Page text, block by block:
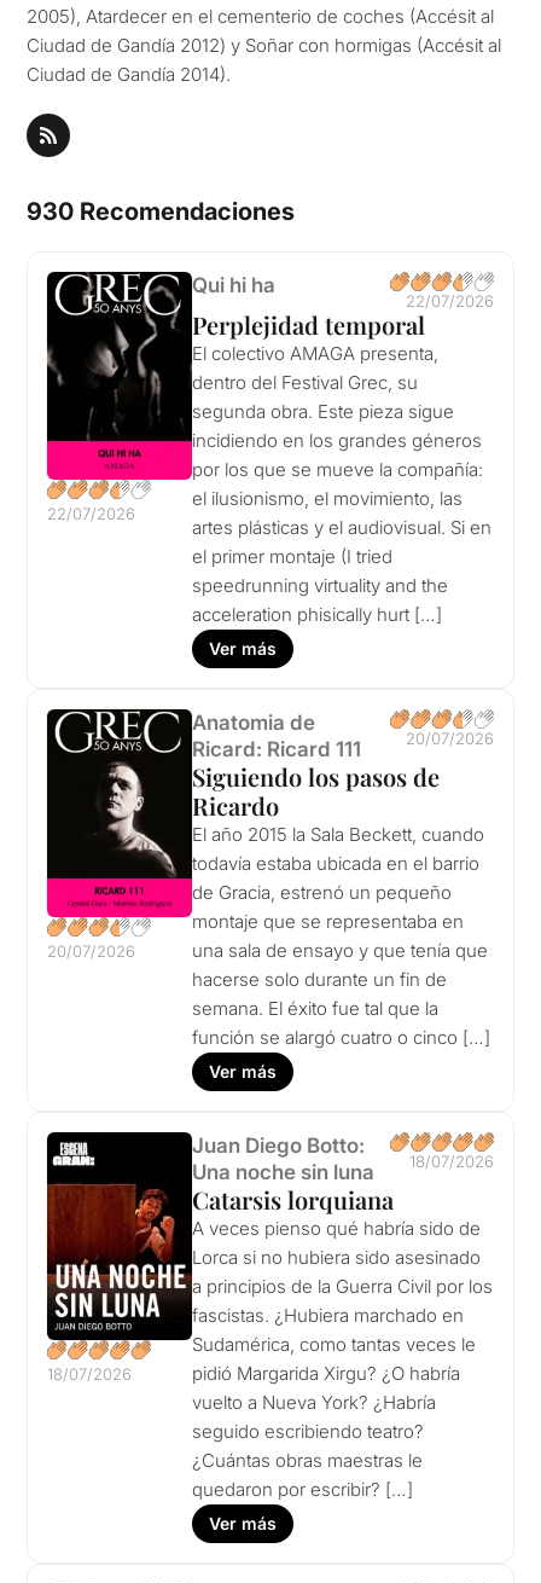
2005), Atardecer en el cementerio de coches (Accésit al
Ciudad de Gandía 2012) y Soñar con hormigas (Accésit al
Ciudad de Gandía 2014).
930 Recomendaciones
22/07/2026
Qui hi ha
22/07/2026
Perplejidad temporal
El colectivo AMAGA presenta,
dentro del Festival Grec, su
segunda obra. Este pieza sigue
incidiendo en los grandes géneros
por los que se mueve la compañía:
el ilusionismo, el movimiento, las
artes plásticas y el audiovisual. Si en
el primer montaje (I tried
speedrunning virtuality and the
acceleration phisically hurt […]
Ver más
20/07/2026
Anatomia de
Ricard: Ricard 111
20/07/2026
Siguiendo los pasos de
Ricardo
El año 2015 la Sala Beckett, cuando
todavía estaba ubicada en el barrio
de Gracia, estrenó un pequeño
montaje que se representaba en
una sala de ensayo y que tenía que
hacerse solo durante un fin de
semana. El éxito fue tal que la
función se alargó cuatro o cinco […]
Ver más
18/07/2026
Juan Diego Botto:
Una noche sin luna
18/07/2026
Catarsis lorquiana
A veces pienso qué habría sido de
Lorca si no hubiera sido asesinado
a principios de la Guerra Civil por los
fascistas. ¿Hubiera marchado en
Sudamérica, como tantas veces le
pidió Margarida Xirgu? ¿O habría
vuelto a Nueva York? ¿Habría
seguido escribiendo teatro?
¿Cuántas obras maestras le
quedaron por escribir? […]
Ver más